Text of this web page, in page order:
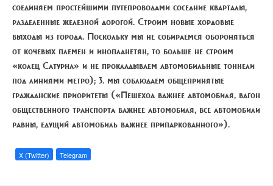
соединяем простейшими путепроводами соседние кварталы,
разделенные железной дорогой. Строим новые хордовые
выходы из города. Поскольку мы не собираемся обороняться
от кочевых племен и инопланетян, то больше не строим
«колец Сатурна» и не прокладываем автомобильные тоннели
под линиями метро); 3. мы соблюдаем общепринятые
гражданские приоритеты («Пешеход важнее автомобиля, вагон
общественного транспорта важнее автомобиля, все автомобили
равны, едущий автомобиль важнее припаркованного»).
X (Twitter) Telegram